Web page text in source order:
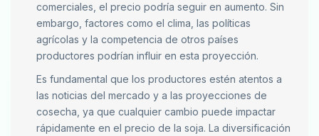
comerciales, el precio podría seguir en aumento. Sin
embargo, factores como el clima, las políticas
agrícolas y la competencia de otros países
productores podrían influir en esta proyección.
Es fundamental que los productores estén atentos a
las noticias del mercado y a las proyecciones de
cosecha, ya que cualquier cambio puede impactar
rápidamente en el precio de la soja. La diversificación